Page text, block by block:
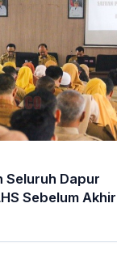
Seluruh Dapur
Sebelum Akhir